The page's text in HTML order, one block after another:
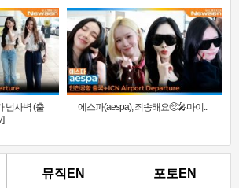
넘사벽 (출
에스파(aespa), 죄송해요🥺🎤마이..
뮤직EN 포토EN